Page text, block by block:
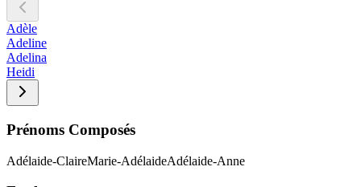
Adèle
Adeline
Adelina
Heidi
Prénoms Composés
Adélaide-ClaireMarie-AdélaideAdélaide-Anne